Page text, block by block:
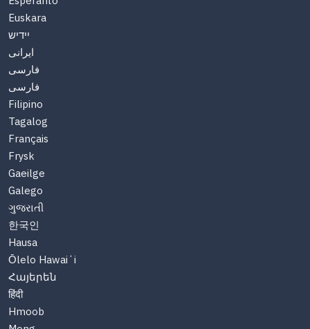
Euskara
יידיש
ایرانی
فارسی
فارسی
Filipino
Tagalog
Français
Frysk
Gaeilge
Galego
ગુજરાતી
한국인
Hausa
Ōlelo Hawaiʻi
Հայերեն
हिंदी
Hmoob